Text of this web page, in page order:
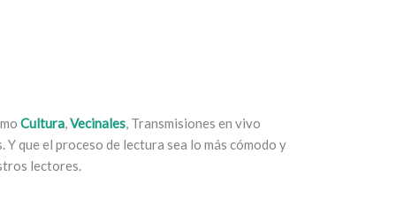
Cultura,Vecinales, Transmisiones en vivo
que el proceso de lectura sea lo más cómodo y
lectores.